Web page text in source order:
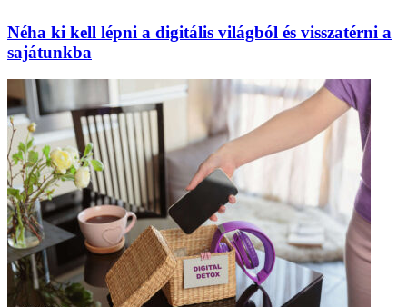
Néha ki kell lépni a digitális világból és visszatérni a
sajátunkba